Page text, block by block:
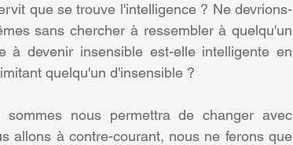
que se trouve l'intelligence ? Ne devrions-
sans chercher à ressembler à quelqu'un
à devenir insensible est-elle intelligente en
quelqu'un d'insensible ?
nous permettra de changer avec
allons à contre-courant, nous ne ferons que